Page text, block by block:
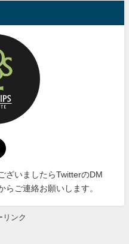
ざいましたらTwitterのDM
らご連絡お願いします。
リンク